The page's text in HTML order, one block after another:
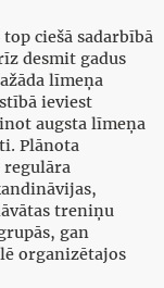
ciešā sadarbībā
desmit gadus
līmeņa
ieviest
augsta līmeņa
Plānota
regulāra
treniņu
gan
organizētajos